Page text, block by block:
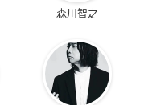
森川智之